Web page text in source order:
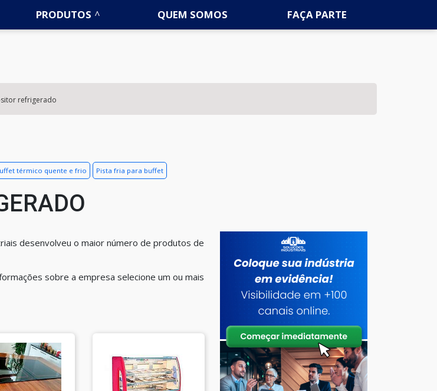
PRODUTOS QUEM SOMOS FAÇA PARTE
refrigerado
térmico quente e frio Pista fria para buffet
desenvolveu o maior número de produtos de
sobre a empresa selecione um ou mais